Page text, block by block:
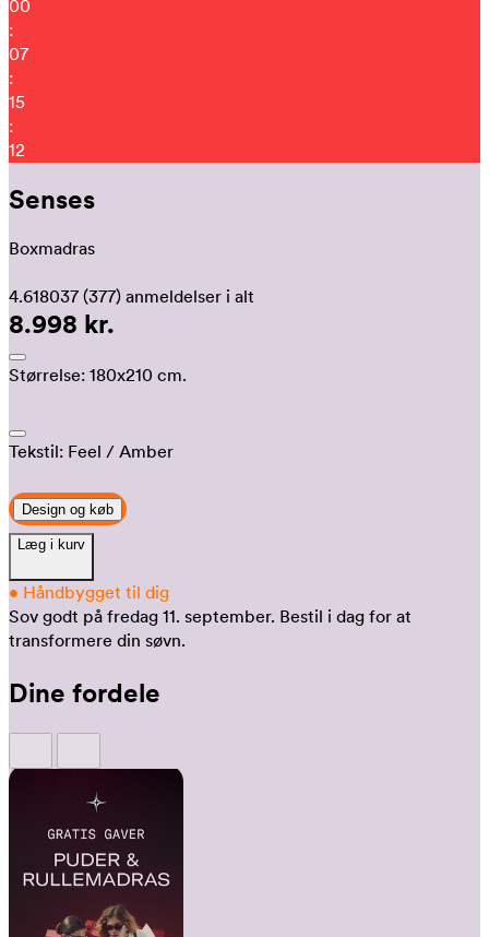
00
:
07
:
15
:
01
Senses
Boxmadras
4.618037 (377) anmeldelser i alt
8.998 kr.
Størrelse: 180x210 cm.
Tekstil: Feel / Amber
Design og køb
Læg i kurv
• Håndbygget til dig
Sov godt på fredag 11. september. Bestil i dag for at
transformere din søvn.
Dine fordele